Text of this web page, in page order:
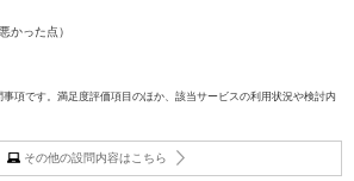
かった点）
項です。満足度評価項目のほか、該当サービスの利用状況や検討内
その他の設問内容はこちら